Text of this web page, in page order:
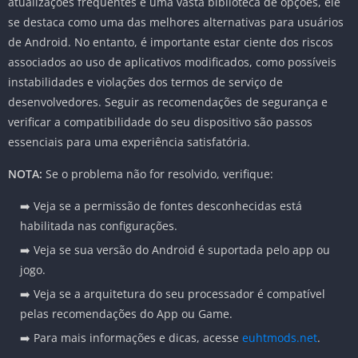
se destaca como uma das melhores alternativas para usuários
de Android. No entanto, é importante estar ciente dos riscos
associados ao uso de aplicativos modificados, como possíveis
instabilidades e violações dos termos de serviço de
desenvolvedores. Seguir as recomendações de segurança e
verificar a compatibilidade do seu dispositivo são passos
essenciais para uma experiência satisfatória.
NOTA: Se o problema não for resolvido, verifique:
➡️ Veja se a permissão de fontes desconhecidas está
habilitada nas configurações.
➡️ Veja se sua versão do Android é suportada pelo app ou
jogo.
➡️ Veja se a arquitetura do seu processador é compatível
pelas recomendações do App ou Game.
➡️ Para mais informações e dicas, acesse euhtmods.net.